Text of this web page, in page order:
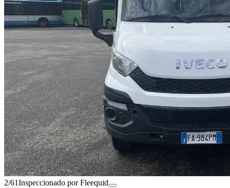
2/61Inspeccionado por Fleequid